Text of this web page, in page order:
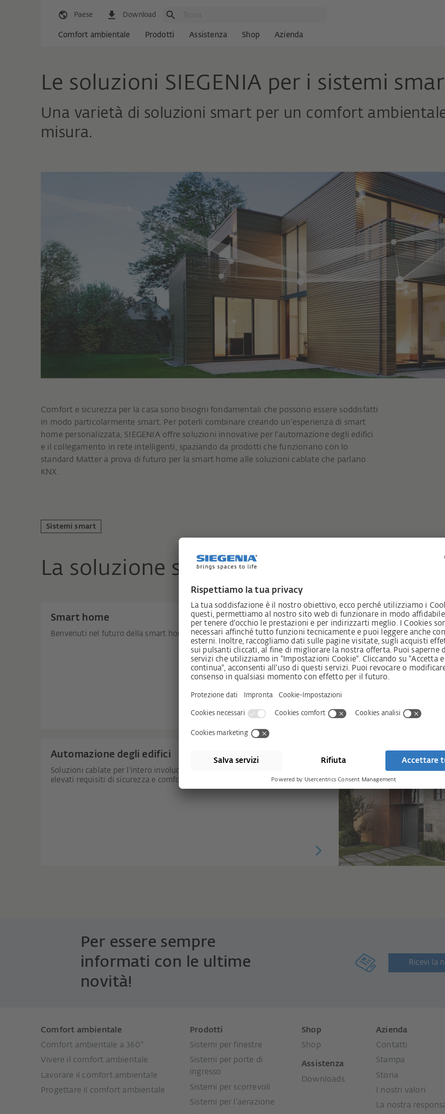
Paese Download
Comfort ambientale Prodotti Assistenza Shop Azienda
Le soluzioni SIEGENIA per i sistemi
Una varietà di soluzioni smart per un comfort
misura.
Comfort e sicurezza per la casa sono bisogni fondamentali che possono essere soddisfatti
in modo particolarmente smart. Per poterli combinare creando un'esperienza di smart
home personalizzata, SIEGENIA offre soluzioni innovative per l'automazione degli edifici
e il collegamento in rete intelligenti, spaziando da prodotti che funzionano con lo
standard Matter a prova di futuro per la smart home alle soluzioni cablate che parlano
KNX.
Sistemi smart
La soluzione smart giusta per ogni
Smart home
Benvenuti nel futuro della smart home di SIEGENIA.
Automazione degli edifici
Soluzioni cablate per l'intero involucro edilizio per soddisfare i più
elevati requisiti di sicurezza e comfort.
Per essere sempre
informati con le ultime
novità!
Ricevi la
Comfort ambientale
Comfort ambientale a 360°
Vivere il comfort ambientale
Lavorare il comfort ambientale
Progettare il comfort ambientale
Prodotti
Sistemi per finestre
Sistemi per porte di
ingresso
Sistemi per scorrevoli
Sistemi per l'aerazione
Shop
Shop
Assistenza
Downloads
Azienda
Contatti
Stampa
Storia
I nostri valori
La nostra